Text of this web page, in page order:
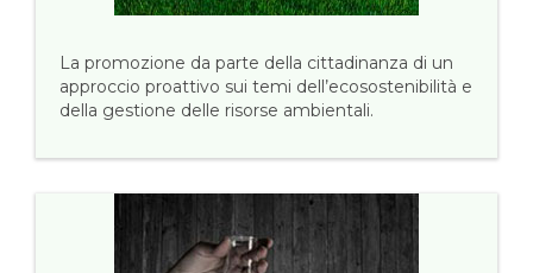
La promozione da parte della cittadinanza di un
approccio proattivo sui temi dell’ecosostenibilità e
della gestione delle risorse ambientali.